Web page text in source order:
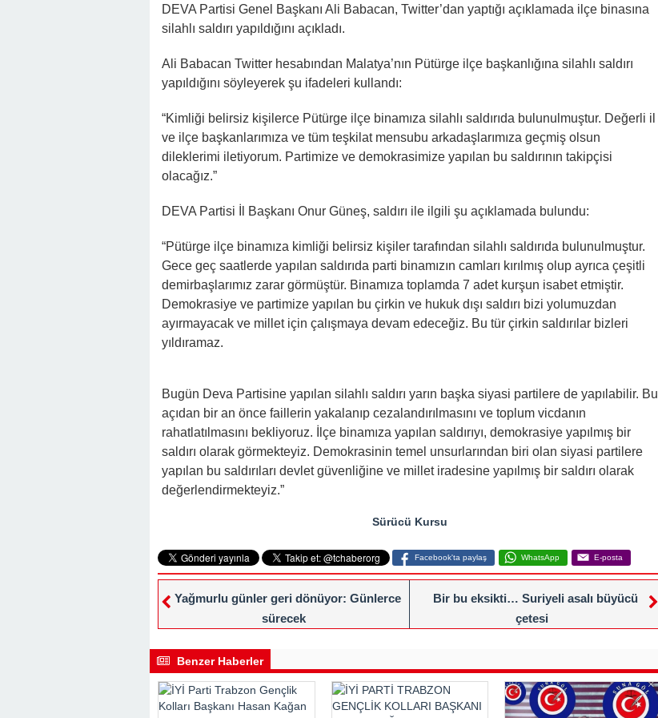
22:16 -Hapisten Dönen Kayınpederini Mahzene Saklamak İstediler, Gelini Gerçeği Ortaya Çıkardı
DEVA Partisi Genel Başkanı Ali Babacan, Twitter’dan yaptığı açıklamada ilçe binasına
silahlı saldırı yapıldığını açıkladı.
Ali Babacan Twitter hesabından Malatya’nın Pütürge ilçe başkanlığına silahlı saldırı
yapıldığını söyleyerek şu ifadeleri kullandı:
“Kimliği belirsiz kişilerce Pütürge ilçe binamıza silahlı saldırıda bulunulmuştur. Değerli il
ve ilçe başkanlarımıza ve tüm teşkilat mensubu arkadaşlarımıza geçmiş olsun
dileklerimi iletiyorum. Partimize ve demokrasimize yapılan bu saldırının takipçisi
olacağız.”
DEVA Partisi İl Başkanı Onur Güneş, saldırı ile ilgili şu açıklamada bulundu:
“Pütürge ilçe binamıza kimliği belirsiz kişiler tarafından silahlı saldırıda bulunulmuştur.
Gece geç saatlerde yapılan saldırıda parti binamızın camları kırılmış olup ayrıca çeşitli
demirbaşlarımız zarar görmüştür. Binamıza toplamda 7 adet kurşun isabet etmiştir.
Demokrasiye ve partimize yapılan bu çirkin ve hukuk dışı saldırı bizi yolumuzdan
ayırmayacak ve millet için çalışmaya devam edeceğiz. Bu tür çirkin saldırılar bizleri
yıldıramaz.
Bugün Deva Partisine yapılan silahlı saldırı yarın başka siyasi partilere de yapılabilir. Bu
açıdan bir an önce faillerin yakalanıp cezalandırılmasını ve toplum vicdanın
rahatlatılmasını bekliyoruz. İlçe binamıza yapılan saldırıyı, demokrasiye yapılmış bir
saldırı olarak görmekteyiz. Demokrasinin temel unsurlarından biri olan siyasi partilere
yapılan bu saldırıları devlet güvenliğine ve millet iradesine yapılmış bir saldırı olarak
değerlendirmekteyiz.”
Sürücü Kursu
Facebook'ta paylaş WhatsApp E-posta
Yağmurlu günler geri dönüyor: Günlerce
sürecek
Bir bu eksikti… Suriyeli asalı büyücü
çetesi
Benzer Haberler